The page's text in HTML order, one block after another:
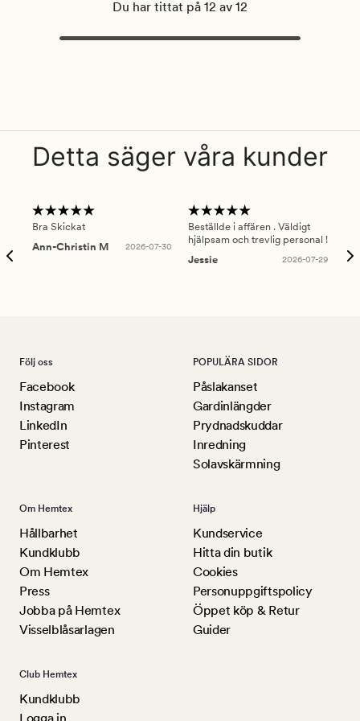
Du har tittat på 12 av 12
Detta säger våra kunder
Bra Skickat
Ann-Christin M
2026-07-30
Beställde i affären . Väldigt
hjälpsam och trevlig personal !
Jessie
2026-07-29
Följ oss
Facebook
Instagram
LinkedIn
Pinterest
POPULÄRA SIDOR
Påslakanset
Gardinlängder
Prydnadskuddar
Inredning
Solavskärmning
Om Hemtex
Hållbarhet
Kundklubb
Om Hemtex
Press
Jobba på Hemtex
Visselblåsarlagen
Hjälp
Kundservice
Hitta din butik
Cookies
Personuppgiftspolicy
Öppet köp & Retur
Guider
Club Hemtex
Kundklubb